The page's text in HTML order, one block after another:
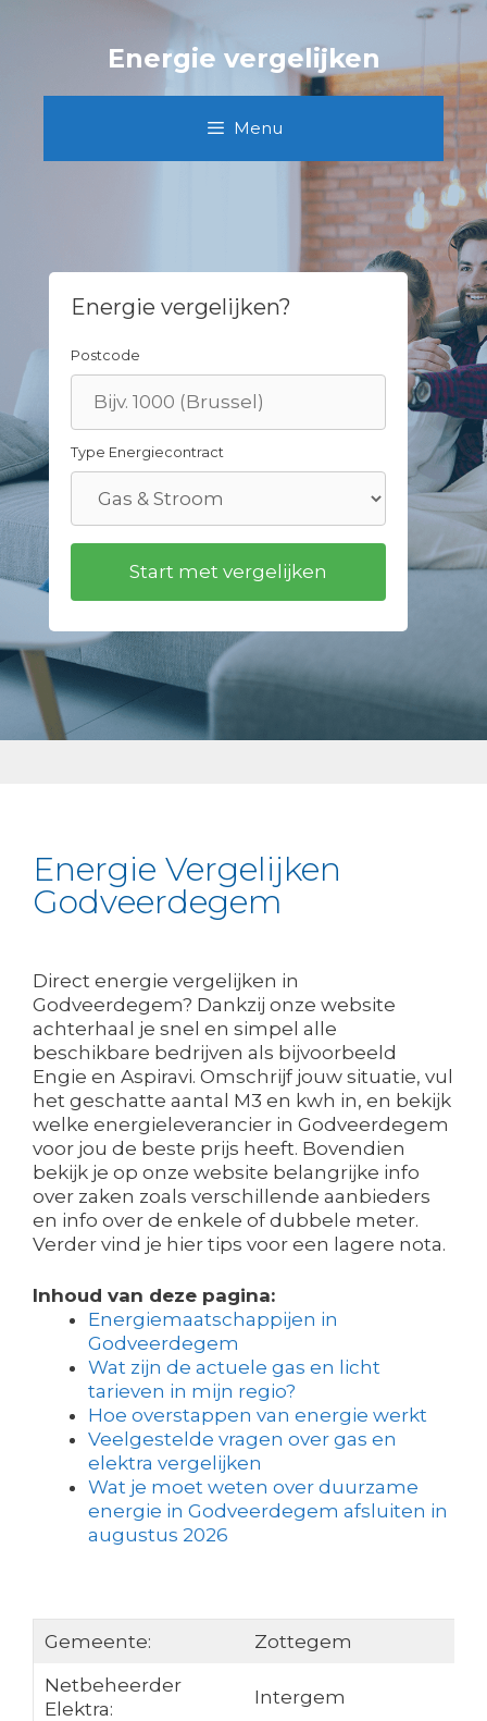
Energie vergelijken
Menu
Energie vergelijken?
Postcode
Type Energiecontract
Energie Vergelijken
Godveerdegem
Direct energie vergelijken in
Godveerdegem? Dankzij onze website
achterhaal je snel en simpel alle
beschikbare bedrijven als bijvoorbeeld
Engie en Aspiravi. Omschrijf jouw situatie, vul
het geschatte aantal M3 en kwh in, en bekijk
welke energieleverancier in Godveerdegem
voor jou de beste prijs heeft. Bovendien
bekijk je op onze website belangrijke info
over zaken zoals verschillende aanbieders
en info over de enkele of dubbele meter.
Verder vind je hier tips voor een lagere nota.
Inhoud van deze pagina:
Energiemaatschappijen in
Godveerdegem
Wat zijn de actuele gas en licht
tarieven in mijn regio?
Hoe overstappen van energie werkt
Veelgestelde vragen over gas en
elektra vergelijken
Wat je moet weten over duurzame
energie in Godveerdegem afsluiten in
augustus 2026
Gemeente:
Zottegem
Netbeheerder
Elektra:
Intergem